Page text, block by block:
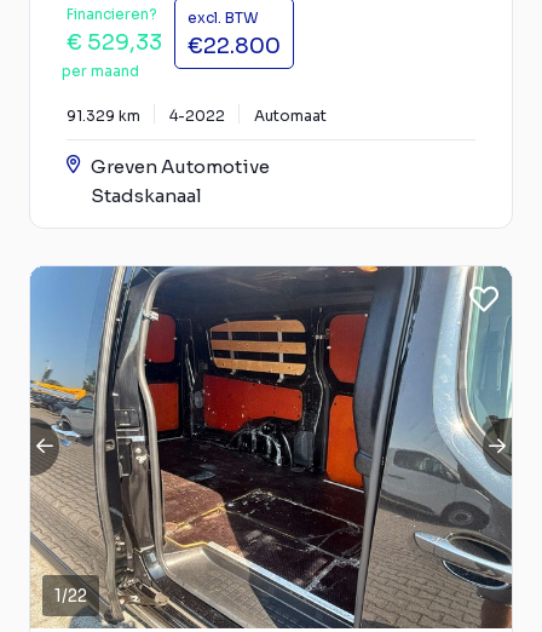
Financieren?
€ 529,33
per maand
excl. BTW
€22.800
91.329 km 4-2022 Automaat
Greven Automotive
Stadskanaal
1/22